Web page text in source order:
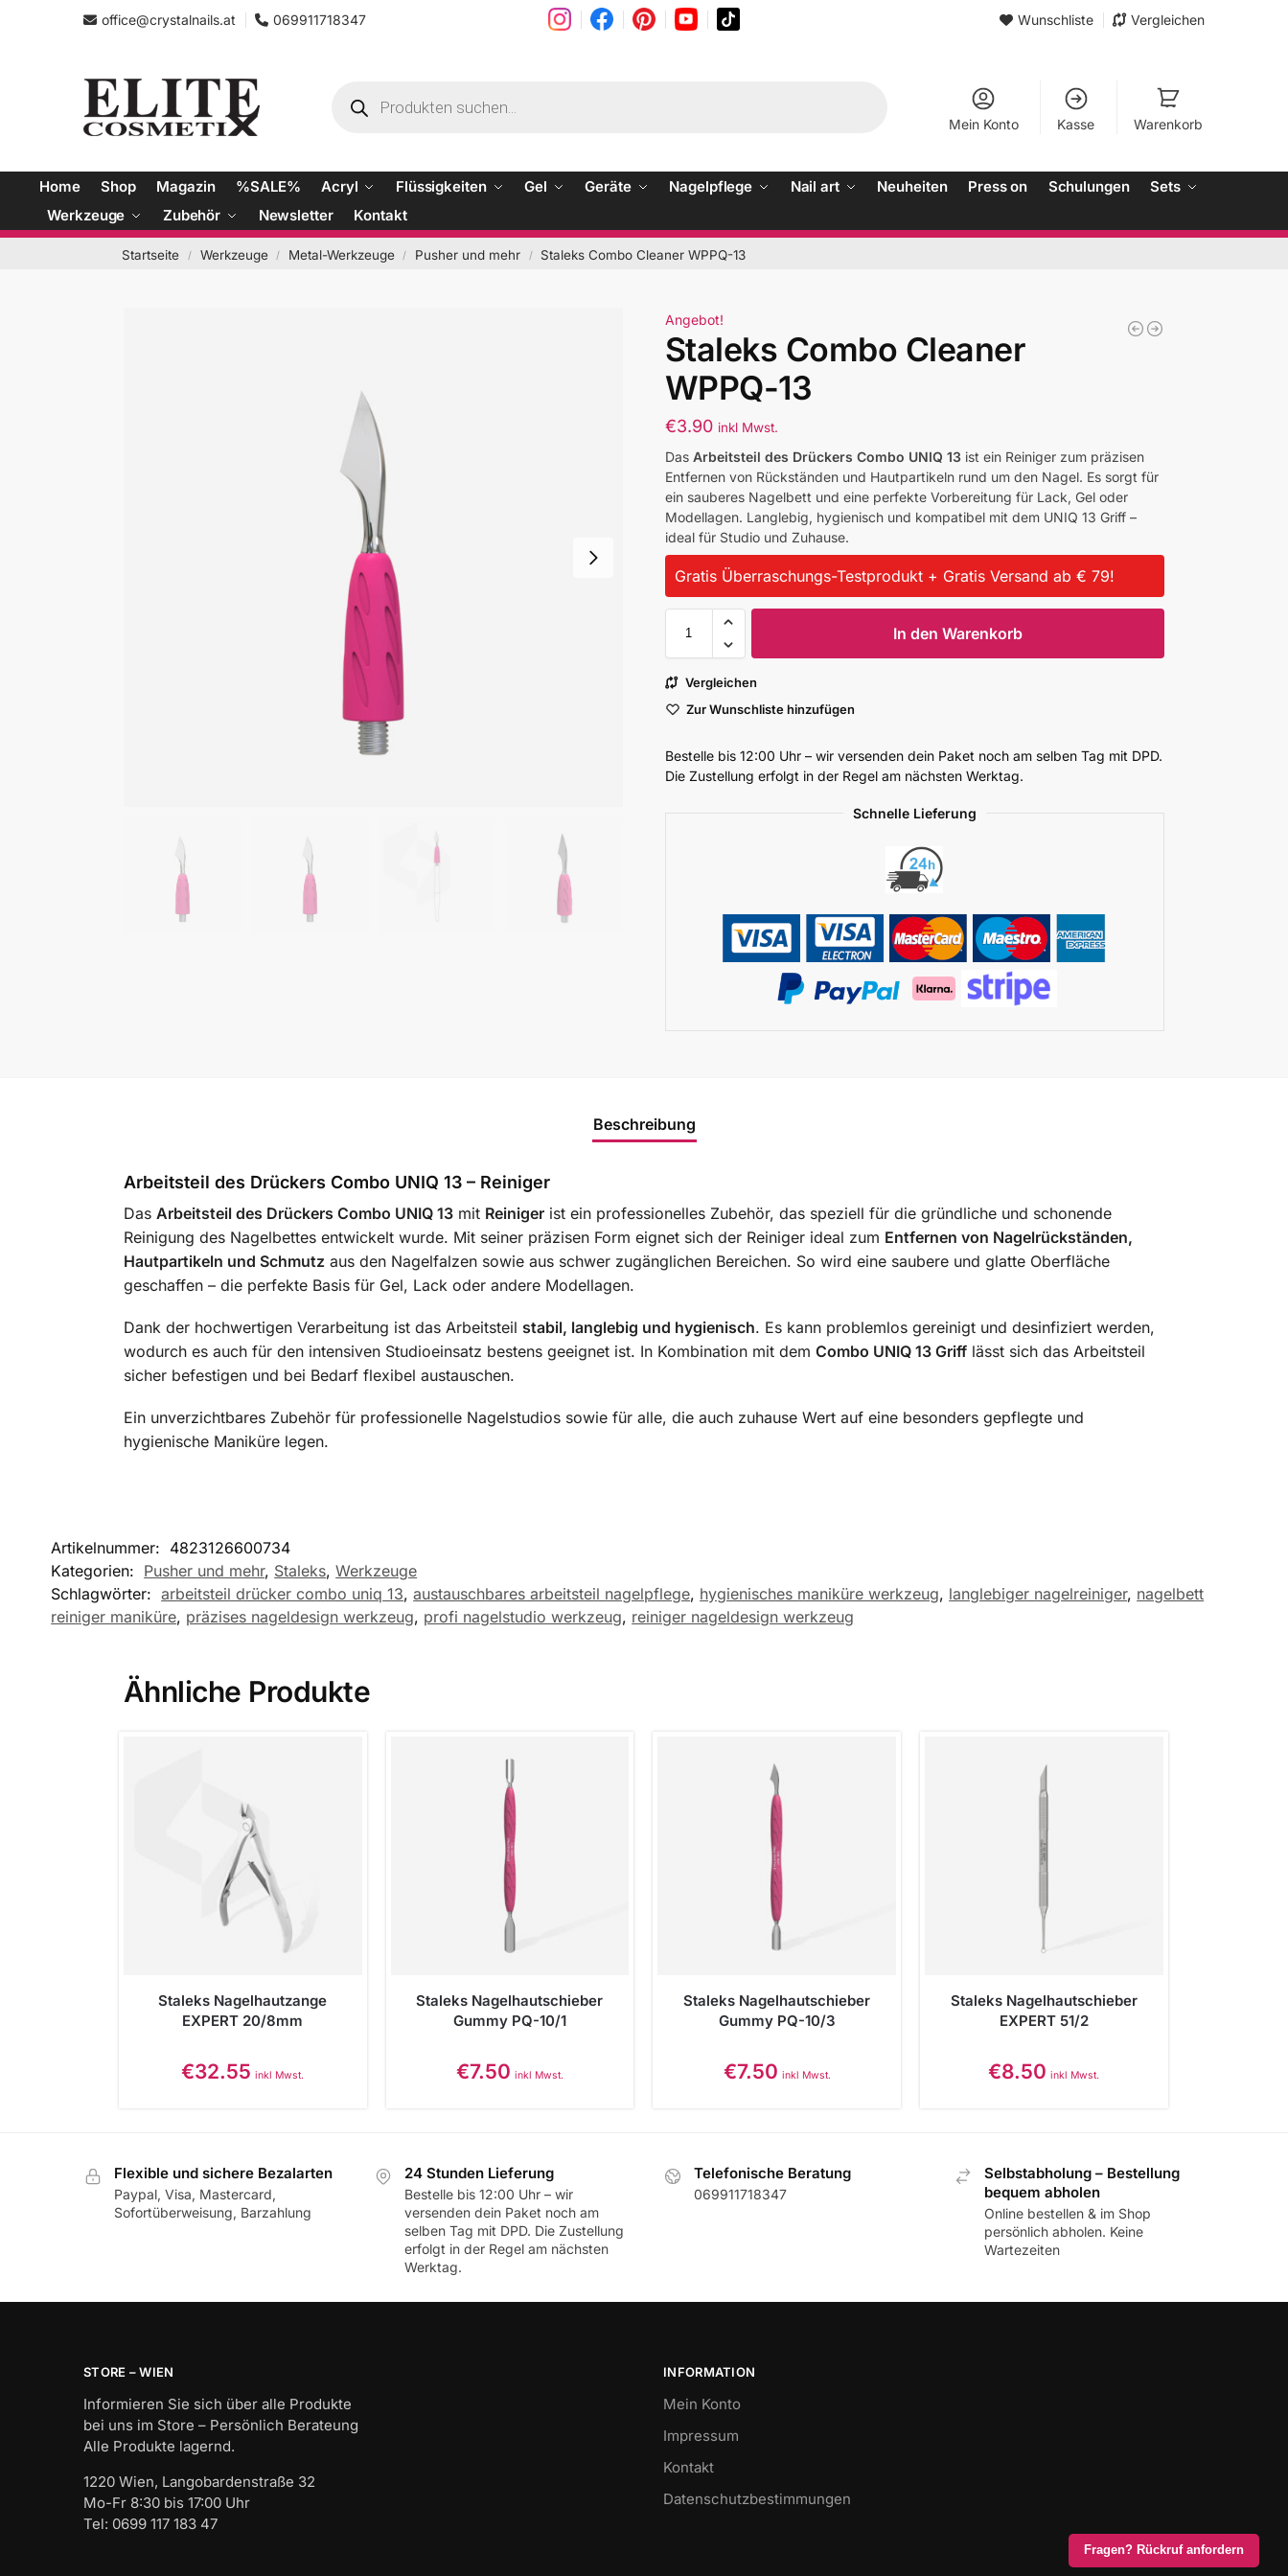
office@crystalnails.at 069911718347 Wunschliste Vergleichen
Mein Konto Kasse Warenkorb
Home Shop Magazin %SALE% Acryl Flüssigkeiten Gel Geräte Nagelpflege Nail art Neuheiten Press on Schulungen
Sets
Werkzeuge
Zubehör Newsletter Kontakt
Startseite / Werkzeuge / Metal-Werkzeuge / Pusher und mehr / Staleks Combo Cleaner WPPQ-13
Angebot!
Staleks Combo Cleaner
WPPQ-13
€3.90 inkl Mwst.
Das Arbeitsteil des Drückers Combo UNIQ 13ist ein Reiniger zum präzisen
Entfernen von Rückständen und Hautpartikeln rund um den Nagel. Es sorgt für
ein sauberes Nagelbett und eine perfekte Vorbereitung für Lack, Gel oder
Modellagen. Langlebig, hygienisch und kompatibel mit dem UNIQ 13 Griff –
ideal für Studio und Zuhause.
Gratis Überraschungs-Testprodukt + Gratis Versand ab € 79!
In den Warenkorb
Vergleichen
Zur Wunschliste hinzufügen
Bestelle bis 12:00 Uhr – wir versenden dein Paket noch am selben Tag mit DPD.
Die Zustellung erfolgt in der Regel am nächsten Werktag.
Schnelle Lieferung
Fragen? Rückruf anfordern
Beschreibung
Arbeitsteil des Drückers Combo UNIQ 13 – Reiniger
Das Arbeitsteil des Drückers Combo UNIQ 13mit Reinigerist ein professionelles Zubehör, das speziell für die gründliche und schonende
Reinigung des Nagelbettes entwickelt wurde. Mit seiner präzisen Form eignet sich der Reiniger ideal zum Entfernen von Nagelrückständen,
Hautpartikeln und Schmutz aus den Nagelfalzen sowie aus schwer zugänglichen Bereichen. So wird eine saubere und glatte Oberfläche
geschaffen – die perfekte Basis für Gel, Lack oder andere Modellagen.
Dank der hochwertigen Verarbeitung ist das Arbeitsteil stabil, langlebig und hygienisch. Es kann problemlos gereinigt und desinfiziert werden,
wodurch es auch für den intensiven Studioeinsatz bestens geeignet ist. In Kombination mit dem Combo UNIQ 13 Grifflässt sich das Arbeitsteil
sicher befestigen und bei Bedarf flexibel austauschen.
Ein unverzichtbares Zubehör für professionelle Nagelstudios sowie für alle, die auch zuhause Wert auf eine besonders gepflegte und
hygienische Maniküre legen.
Artikelnummer: 4823126600734
Kategorien: Pusher und mehr, Staleks,Werkzeuge
Schlagwörter: arbeitsteil drücker combo uniq 13,austauschbares arbeitsteil nagelpflege, hygienisches maniküre werkzeug, langlebiger nagelreiniger, nagelbett
reiniger maniküre, präzises nageldesign werkzeug, profi nagelstudio werkzeug, reiniger nageldesign werkzeug
Ähnliche Produkte
Staleks Nagelhautzange
EXPERT 20/8mm
€32.55 inkl Mwst.
Staleks Nagelhautschieber
Gummy PQ-10/1
€7.50 inkl Mwst.
Staleks Nagelhautschieber
Gummy PQ-10/3
€7.50 inkl Mwst.
Staleks Nagelhautschieber
EXPERT 51/2
€8.50 inkl Mwst.
Flexible und sichere Bezalarten
Paypal, Visa, Mastercard,
Sofortüberweisung, Barzahlung
24 Stunden Lieferung
Bestelle bis 12:00 Uhr – wir
versenden dein Paket noch am
selben Tag mit DPD. Die Zustellung
erfolgt in der Regel am nächsten
Werktag.
Telefonische Beratung
069911718347
Selbstabholung – Bestellung
bequem abholen
Online bestellen & im Shop
persönlich abholen. Keine
Wartezeiten
STORE – WIEN
Informieren Sie sich über alle Produkte
bei uns im Store – Persönlich Berateung
Alle Produkte lagernd.
1220 Wien, Langobardenstraße 32
Mo-Fr 8:30 bis 17:00 Uhr
Tel: 0699 117 183 47
INFORMATION
Mein Konto
Impressum
Kontakt
Datenschutzbestimmungen